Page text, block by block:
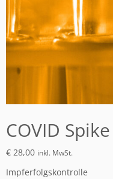
COVID
€ 28,00 inkl. MwSt.
Impferfolgskontrolle